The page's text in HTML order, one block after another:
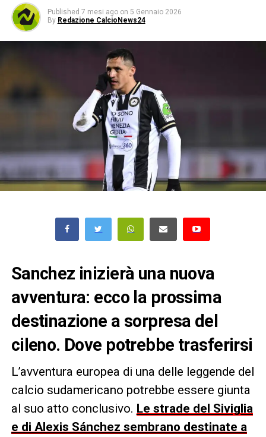
Published 7 mesi ago on 5 Gennaio 2026
By Redazione CalcioNews24
Sanchez inizierà una nuova
avventura: ecco la prossima
destinazione a sorpresa del
cileno. Dove potrebbe trasferirsi
L’avventura europea di una delle leggende del
calcio sudamericano potrebbe essere giunta
al suo atto conclusivo. Le strade del Siviglia
e di Alexis Sánchez sembrano destinate a